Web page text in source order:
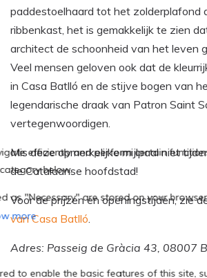
paddestoelhaard tot het zolderplafond
ribbenkast, het is gemakkelijk te zien
architect de schoonheid van het leven
Veel mensen geloven ook dat de
in Casa Batlló en de stijve bogen van
legendarische draak van Patron Saint
vertegenwoordigen.
Mis deze opmerkelijke mijlpaal niet
de Catalaanse hoofdstad!
Voor de prijzen en openingstijden, zie
van Casa Batlló.
Adres: Passeig de Gràcia 43, 08007